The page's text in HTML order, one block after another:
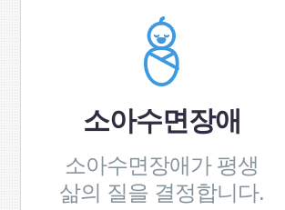
소아수면장애
소아수면장애가 평생
삶의 질을 결정합니다.